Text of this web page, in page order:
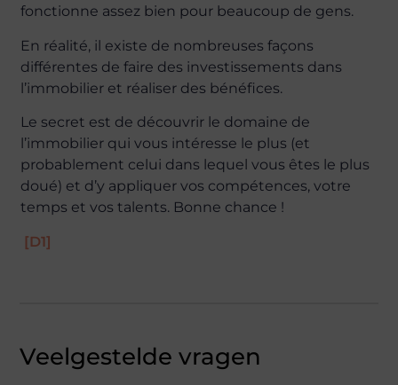
fonctionne assez bien pour beaucoup de gens.
En réalité, il existe de nombreuses façons
différentes de faire des investissements dans
l’immobilier et réaliser des bénéfices.
Le secret est de découvrir le domaine de
l’immobilier qui vous intéresse le plus (et
probablement celui dans lequel vous êtes le plus
doué) et d’y appliquer vos compétences, votre
temps et vos talents. Bonne chance !
[D1]
Veelgestelde vragen